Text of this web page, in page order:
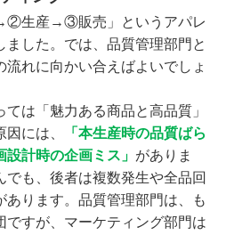
生産→③販売」というアパレ
ました。では、品質管理部門と
れに向かい合えばよいでしょ
は「魅力ある商品と高品質」
には、
「本生産時の品質ばら
設計時の企画ミス」 がありま
も、後者は複数発生や全品回
あります。品質管理部門は、も
ですが、マーケティング部門は